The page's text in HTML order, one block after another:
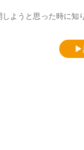
ようと思った時に知
▶